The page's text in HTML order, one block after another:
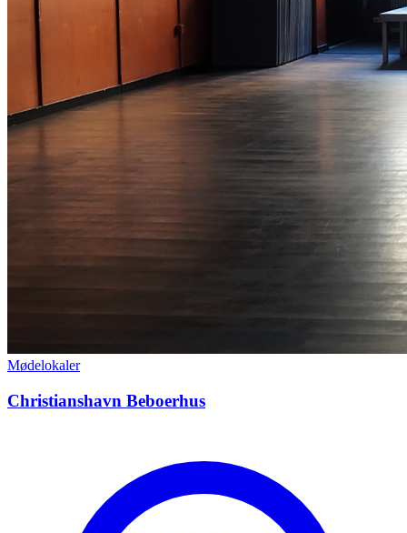
Mødelokaler
Christianshavn Beboerhus